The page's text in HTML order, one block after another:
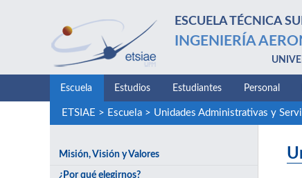
ESCUELA TÉCNICA
INGENIERÍA
Escuela Estudios Estudiantes Personal
ETSIAE > Escuela> Unidades Administrativas y
Misión, Visión y Valores
¿Por qué elegirnos?